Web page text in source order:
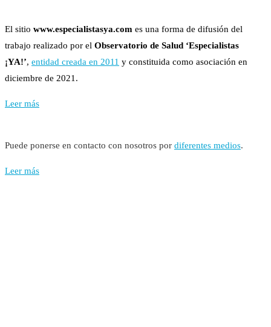
El sitio www.especialistasya.com es una forma de difusión del
trabajo realizado por el Observatorio de Salud ‘Especialistas
¡YA!’, entidad creada en 2011 y constituida como asociación en
diciembre de 2021.
Leer más
Puede ponerse en contacto con nosotros por diferentes medios.
Leer más